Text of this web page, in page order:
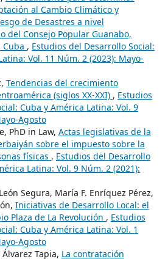
al Cambio Climático y
de Desastres a nivel
del Consejo Popular Guanabo,
Cuba , Estudios del Desarrollo Social:
Vol. 11 Núm. 2 (2023): Mayo-
Tendencias del crecimiento
(siglos XX-XXI) , Estudios
Cuba y América Latina: Vol. 9
Agosto
PhD in Law, Actas legislativas de la
sobre el impuesto sobre la
físicas , Estudios del Desarrollo
Latina: Vol. 9 Núm. 2 (2021):
Segura, María F. Enríquez Pérez,
Iniciativas de Desarrollo Local: el
Plaza de La Revolución , Estudios
Cuba y América Latina: Vol. 1
Agosto
Tapia, La contratación